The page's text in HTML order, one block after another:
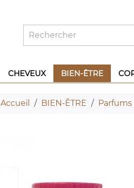
CHEVEUX BIEN-ÊTRE
Accueil BIEN-ÊTRE Parfums